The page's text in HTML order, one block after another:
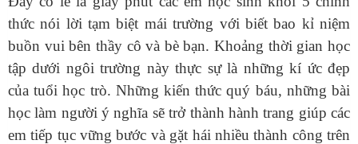
thức nói lời tạm biệt mái trường với biết bao kỉ niệm
buồn vui bên thầy cô và bè bạn. Khoảng thời gian học
tập dưới ngôi trường này thực sự là những kí ức đẹp
của tuổi học trò. Những kiến thức quý báu, những bài
học làm người ý nghĩa sẽ trở thành hành trang giúp các
em tiếp tục vững bước và gặt hái nhiều thành công trên